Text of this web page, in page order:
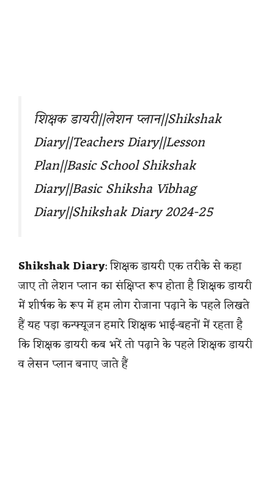
शिक्षक डायरी||लेशन प्लान||Shikshak
Diary||Teachers Diary||Lesson
Plan||Basic School Shikshak
Diary||Basic Shiksha Vibhag
Diary||Shikshak Diary 2024-25
Shikshak Diary: शिक्षक डायरी एक तरीके से कहा
जाए तो लेशन प्लान का संक्षिप्त रूप होता है शिक्षक डायरी
में शीर्षक के रूप में हम लोग रोजाना पढ़ाने के पहले लिखते
हैं यह पड़ा कन्फ्यूजन हमारे शिक्षक भाई-बहनों में रहता है
कि शिक्षक डायरी कब भरें तो पढ़ाने के पहले शिक्षक डायरी
व लेसन प्लान बनाए जाते हैं